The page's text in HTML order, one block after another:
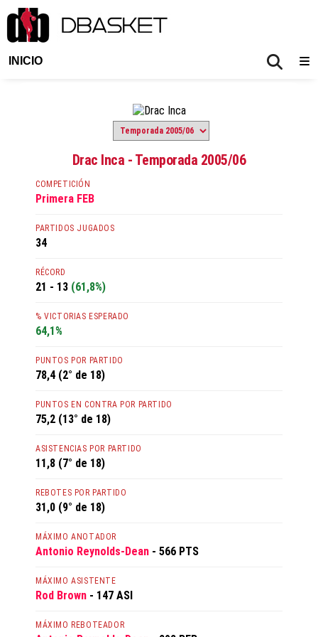
INICIO
Drac Inca - Temporada 2005/06
COMPETICIÓN
Primera FEB
PARTIDOS JUGADOS
34
RÉCORD
21 - 13 (61,8%)
% VICTORIAS ESPERADO
64,1%
PUNTOS POR PARTIDO
78,4 (2° de 18)
PUNTOS EN CONTRA POR PARTIDO
75,2 (13° de 18)
ASISTENCIAS POR PARTIDO
11,8 (7° de 18)
REBOTES POR PARTIDO
31,0 (9° de 18)
MÁXIMO ANOTADOR
Antonio Reynolds-Dean - 566 PTS
MÁXIMO ASISTENTE
Rod Brown - 147 ASI
MÁXIMO REBOTEADOR